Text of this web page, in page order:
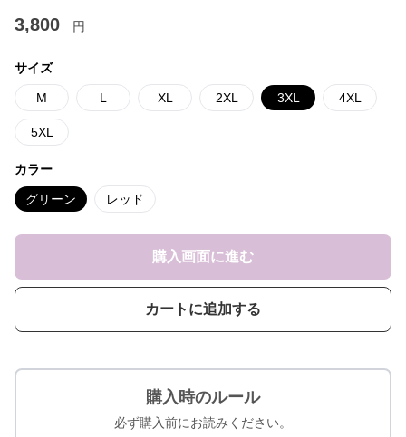
3,800 円
サイズ
M L XL 2XL 3XL 4XL
5XL
カラー
グリーン レッド
購入画面に進む
カートに追加する
購入時のルール
必ず購入前にお読みください。